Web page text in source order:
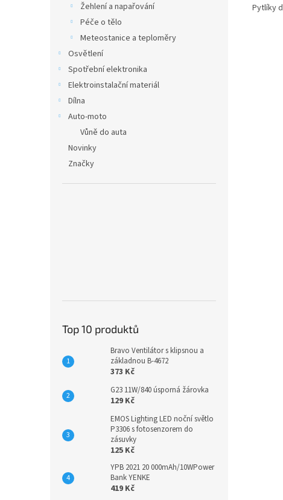
Žehlení a napařování
Péče o tělo
Meteostanice a teploměry
Osvětlení
Spotřební elektronika
Elektroinstalační materiál
Dílna
Auto-moto
Vůně do auta
Novinky
Značky
Top 10 produktů
Bravo Ventilátor s klipsnou a
základnou B-4672
373 Kč
G23 11W/840 úsporná žárovka
129 Kč
EMOS Lighting LED noční světlo
P3306 s fotosenzorem do
zásuvky
125 Kč
YPB 2021 20 000mAh/10WPower
Bank YENKE
419 Kč
Pytlíky